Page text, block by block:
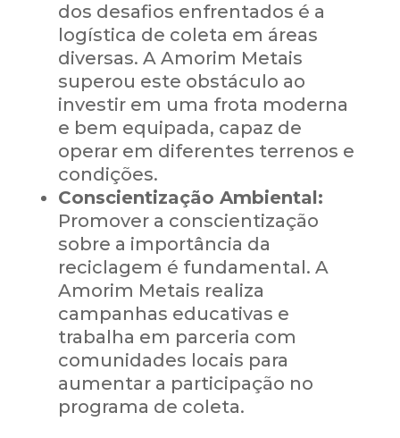
dos desafios enfrentados é a
logística de coleta em áreas
diversas. A Amorim Metais
superou este obstáculo ao
investir em uma frota moderna
e bem equipada, capaz de
operar em diferentes terrenos e
condições.
Conscientização Ambiental:
Promover a conscientização
sobre a importância da
reciclagem é fundamental. A
Amorim Metais realiza
campanhas educativas e
trabalha em parceria com
comunidades locais para
aumentar a participação no
programa de coleta.